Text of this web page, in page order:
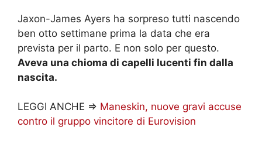
Jaxon-James Ayers ha sorpreso tutti nascendo
ben otto settimane prima la data che era
prevista per il parto. E non solo per questo.
Aveva una chioma di capelli lucenti fin dalla
nascita.
LEGGI ANCHE => Maneskin, nuove gravi accuse
contro il gruppo vincitore di Eurovision